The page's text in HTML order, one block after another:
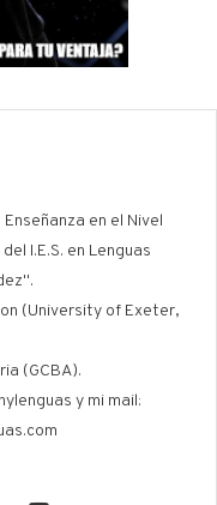
en el Nivel
I.E.S. en Lenguas
(University of Exeter,
(GCBA).
y mi mail: